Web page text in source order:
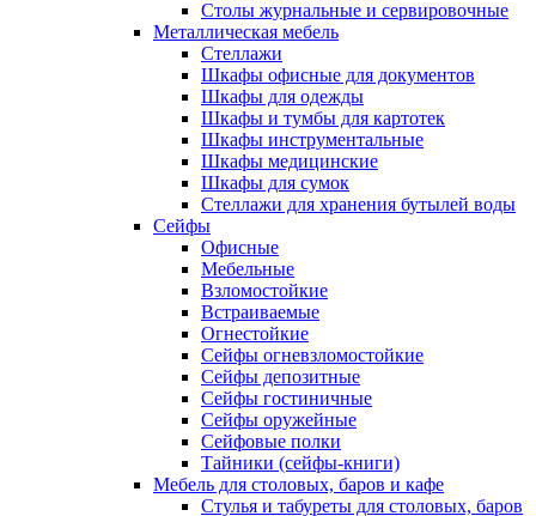
Столы журнальные и сервировочные
Металлическая мебель
Стеллажи
Шкафы офисные для документов
Шкафы для одежды
Шкафы и тумбы для картотек
Шкафы инструментальные
Шкафы медицинские
Шкафы для сумок
Стеллажи для хранения бутылей воды
Сейфы
Офисные
Мебельные
Взломостойкие
Встраиваемые
Огнестойкие
Сейфы огневзломостойкие
Сейфы депозитные
Сейфы гостиничные
Сейфы оружейные
Сейфовые полки
Тайники (сейфы-книги)
Мебель для столовых, баров и кафе
Стулья и табуреты для столовых, баров